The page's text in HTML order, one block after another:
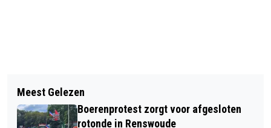
KINDERBOEKENSCHRIJFSTER
JANNEKE SCHOTVELD OP BEZOEK IN
DE BIBLIOTHEEK IN BARNEVELD
AFSCHEID WETHOUDERS WIJNNE EN
PLUIMERS-FOEKEN
Meest Gelezen
Boerenprotest zorgt voor afgesloten
rotonde in Renswoude